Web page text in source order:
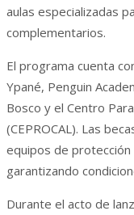
aulas especializadas
complementarios.
El programa cuenta
Ypané, Penguin
Bosco y el Centro
(CEPROCAL). Las
equipos de
garantizando
Durante el acto de